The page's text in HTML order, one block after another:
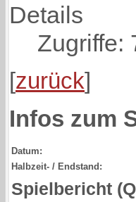
Details
Zugriffe:
[zurück]
Infos zum
Datum:
Halbzeit- / Endstand:
Spielbericht